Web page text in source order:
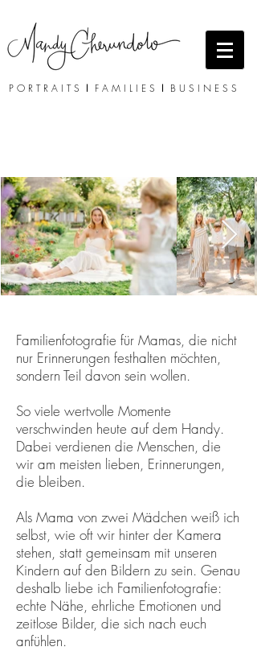
P O R T R A I T S I F A M I L I E S I B U S I N E S S
Familienfotografie für Mamas, die nicht
nur Erinnerungen festhalten möchten,
sondern Teil davon sein wollen.
So viele wertvolle Momente
verschwinden heute auf dem Handy.
Dabei verdienen die Menschen, die
wir am meisten lieben, Erinnerungen,
die bleiben.
Als Mama von zwei Mädchen weiß ich
selbst, wie oft wir hinter der Kamera
stehen, statt gemeinsam mit unseren
Kindern auf den Bildern zu sein. Genau
deshalb liebe ich Familienfotografie:
echte Nähe, ehrliche Emotionen und
zeitlose Bilder, die sich nach euch
anfühlen.